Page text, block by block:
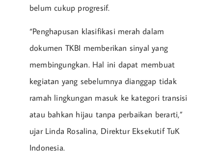
belum cukup progresif.
“Penghapusan klasifikasi merah dalam
dokumen TKBI memberikan sinyal yang
membingungkan. Hal ini dapat membuat
kegiatan yang sebelumnya dianggap tidak
ramah lingkungan masuk ke kategori transisi
atau bahkan hijau tanpa perbaikan berarti,”
ujar Linda Rosalina, Direktur Eksekutif TuK
Indonesia.